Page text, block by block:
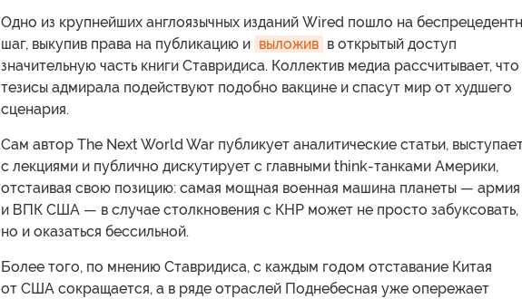
Одно из крупнейших англоязычных изданий Wired пошло на
шаг, выкупив права на публикацию и выложив в открытый доступ
значительную часть книги Ставридиса. Коллектив медиа рассчитывает, что
тезисы адмирала подействуют подобно вакцине и спасут мир от худшего
сценария.
Сам автор The Next World War публикует аналитические статьи,
с лекциями и публично дискутирует с главными think-танками Америки,
отстаивая свою позицию: самая мощная военная машина планеты — армия
и ВПК США — в случае столкновения с КНР может не просто забуксовать,
но и оказаться бессильной.
Более того, по мнению Ставридиса, с каждым годом отставание Китая
от США сокращается, а в ряде отраслей Поднебесная уже опережает